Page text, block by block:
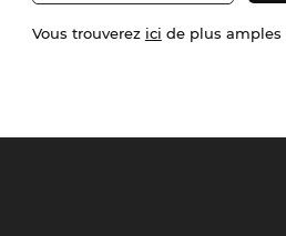
Vous trouverez ici de plus amples